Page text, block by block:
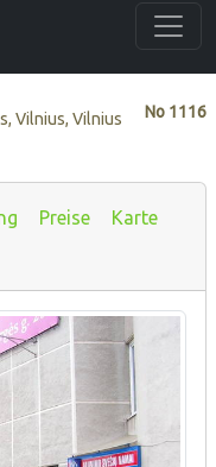
No 1116
Vilnius, Vilnius
Preise Karte